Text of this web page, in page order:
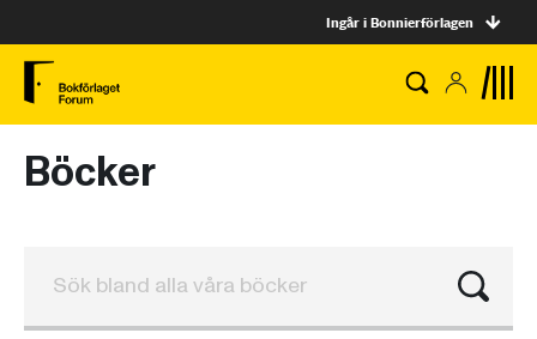
Ingår i Bonnierförlagen
Böcker